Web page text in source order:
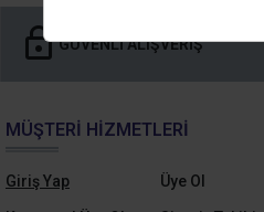
GÜVENLI ALIŞVERIŞ
MÜŞTERI HIZMETLERI
Giriş Yap Üye Ol